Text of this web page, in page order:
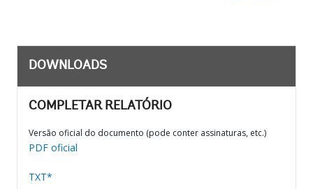
DOWNLOADS
COMPLETAR RELATÓRIO
Versão oficial do documento (pode conter assinaturas, etc.)
PDF oficial
TXT*